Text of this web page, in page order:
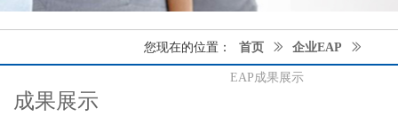
您现在的位置：
成果展示
首页 ꅀ 企业EAP ꅀ
EAP成果展示